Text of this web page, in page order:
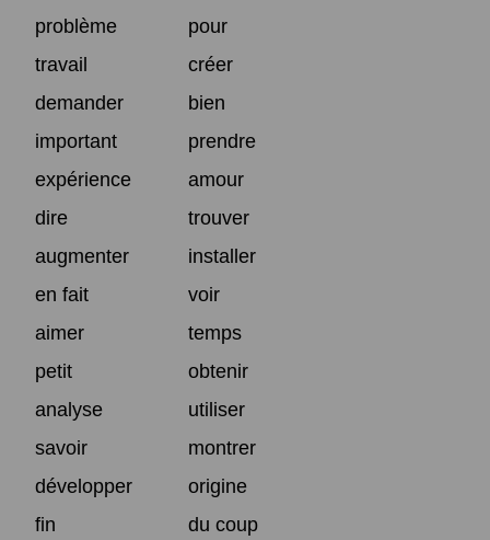
problème
pour
travail
créer
demander
bien
important
prendre
expérience
amour
dire
trouver
augmenter
installer
en fait
voir
aimer
temps
petit
obtenir
analyse
utiliser
savoir
montrer
développer
origine
fin
du coup